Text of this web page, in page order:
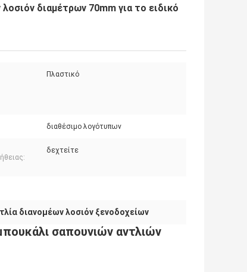
διαμέτρων 70mm για το ειδικό
Πλαστικό
διαθέσιμο λογότυπων
δεχτείτε
διανομέων λοσιόν ξενοδοχείων
σαπουνιών αντλιών